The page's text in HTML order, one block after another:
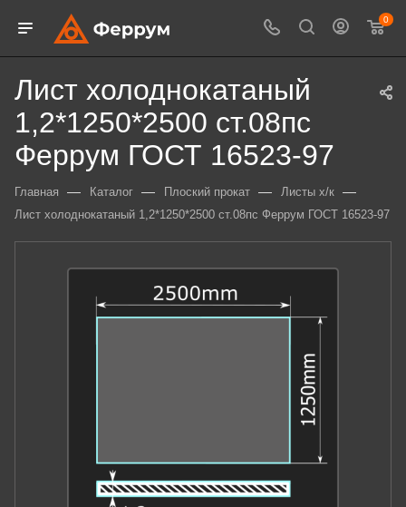
0
Лист холоднокатаный
1,2*1250*2500 ст.08пс
Феррум ГОСТ 16523-97
Главная — Каталог — Плоский прокат — Листы х/к —
Лист холоднокатаный 1,2*1250*2500 ст.08пс Феррум ГОСТ 16523-97